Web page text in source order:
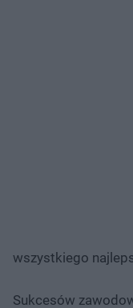
wszystkiego
Sukcesów